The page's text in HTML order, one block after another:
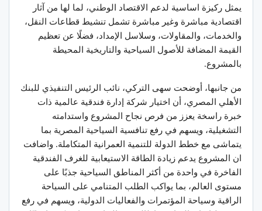
يمثل ركيزة اساسية لدعم الاقتصاد الوطني، لما لها من آثار
اقتصادية مباشرة وغير مباشرة تشمل تنشيط قطاعات النقل،
والخدمات، والمقاولات، وسلاسل الإمداد، فضلًا عن تعظيم
القيمة المضافة للأصول السياحية والتاريخية المحيطة
بالمشروع.
من جانبها، أوضحت سهى التركي، نائب الرئيس التنفيذي للبنك
الأهلي المصري، أن اختيار شركة إدارة فندقية عالمية ذات
خبرة راسخة يعزز من فرص نجاح المشروع واستدامته
التشغيلية، ويسهم في رفع تنافسية السياحية المصرية بما
يتماشى مع خطط الدولة للتنمية العمرانية المتكاملة. واضافت
ان المشروع يدعم زيادة الطاقة الاستيعابية للغرف الفندقية
الفاخرة في واحدة من أكثر المناطق السياحية جذبًا على
مستوى العالم، بما يواكب الطلب المتنامي على السياحة
الراقية وسياحة المؤتمرات والفعاليات الدولية، ويسهم في رفع